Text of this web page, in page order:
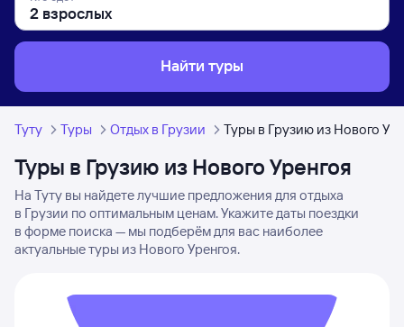
Найти туры
Туту Туры Отдых в Грузии Туры в Грузию из Нового
Туры в Грузию из Нового Уренгоя
На Туту вы найдете лучшие предложения для отдыха
в Грузии по оптимальным ценам. Укажите даты поездки
в форме поиска — мы подберём для вас наиболее
актуальные туры из Нового Уренгоя.